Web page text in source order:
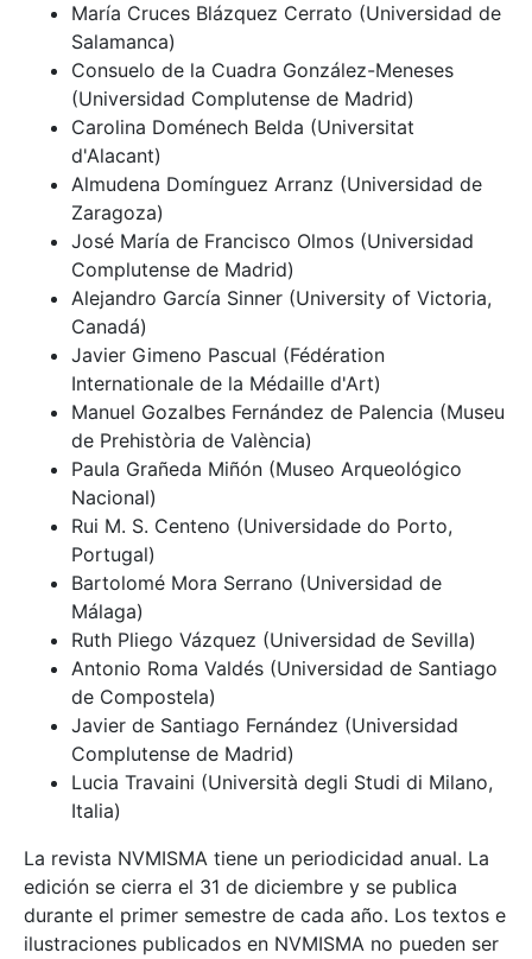
María Cruces Blázquez Cerrato (Universidad de
Salamanca)
Consuelo de la Cuadra González-Meneses
(Universidad Complutense de Madrid)
Carolina Doménech Belda (Universitat
d'Alacant)
Almudena Domínguez Arranz (Universidad de
Zaragoza)
José María de Francisco Olmos (Universidad
Complutense de Madrid)
Alejandro García Sinner (University of Victoria,
Canadá)
Javier Gimeno Pascual (Fédération
Internationale de la Médaille d'Art)
Manuel Gozalbes Fernández de Palencia (Museu
de Prehistòria de València)
Paula Grañeda Miñón (Museo Arqueológico
Nacional)
Rui M. S. Centeno (Universidade do Porto,
Portugal)
Bartolomé Mora Serrano (Universidad de
Málaga)
Ruth Pliego Vázquez (Universidad de Sevilla)
Antonio Roma Valdés (Universidad de Santiago
de Compostela)
Javier de Santiago Fernández (Universidad
Complutense de Madrid)
Lucia Travaini (Università degli Studi di Milano,
Italia)
La revista NVMISMA tiene un periodicidad anual. La
edición se cierra el 31 de diciembre y se publica
durante el primer semestre de cada año. Los textos e
ilustraciones publicados en NVMISMA no pueden ser